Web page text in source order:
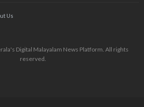
Us
Digital Malayalam News Platform. All rights
reserved.